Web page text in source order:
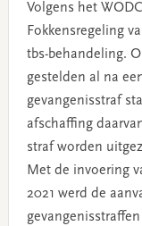
Volgens het
Fokkensregeling
tbs-behandeling.
gestelden al na
gevangenisstraf
afschaffing
straf worden
Met de invoering
2021 werd de